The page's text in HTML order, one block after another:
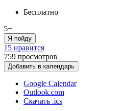
Бесплатно
5+
Я пойду
15 нравится
759 просмотров
Добавить в календарь
Google Calendar
Outlook.com
Скачать .ics